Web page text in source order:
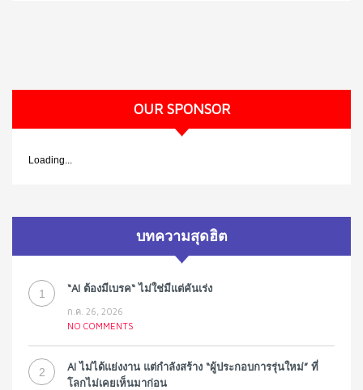
OUR SPONSOR
Loading...
บทความสุดฮิต
1 “AI ต้องมีเบรค“ ไม่ใช่มีแต่คันเร่ง
ก.ค. 26, 2026
NO COMMENTS
2
AI ไม่ได้แย่งงาน แต่กำลังสร้าง “ผู้ประกอบการรุ่นใหม่” ที่
โลกไม่เคยเห็นมาก่อน